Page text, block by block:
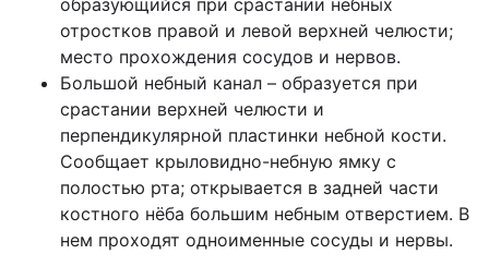
образующийся при срастании небных
отростков правой и левой верхней челюсти;
место прохождения сосудов и нервов.
Большой небный канал – образуется при
срастании верхней челюсти и
перпендикулярной пластинки небной кости.
Сообщает крыловидно-небную ямку с
полостью рта; открывается в задней части
костного нёба большим небным отверстием. В
нем проходят одноименные сосуды и нервы.